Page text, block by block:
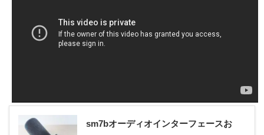
sm7bオーディオインターフェースお